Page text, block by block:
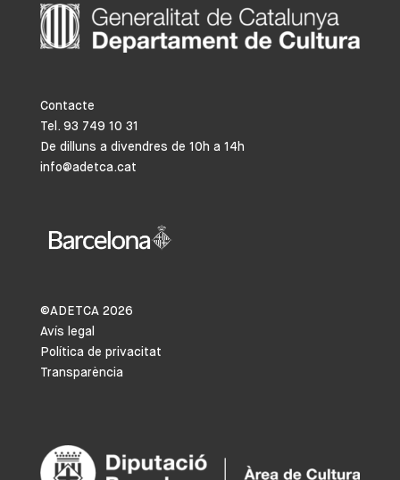
Contacte
Tel. 93 749 10 31
De dilluns a divendres de 10h a 14h
info@adetca.cat
©ADETCA 2026
Avís legal
Política de privacitat
Transparència